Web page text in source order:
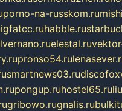
porno-na-russkom.ru
habble.ru
elestal.ru
pronso54.ru
smartnews03.ru
pongup.ruhostel65.ru
gribowo.rugnalis.ru